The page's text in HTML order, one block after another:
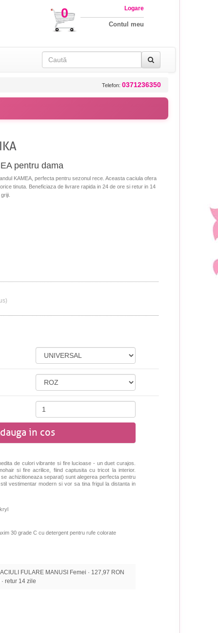
0 Logare
Contul meu
Telefon: 0371236350
pentru dama
KAMEA, perfecta pentru sezonul rece. Aceasta caciula ofera
tinuta. Beneficiaza de livrare rapida in 24 de ore si retur in 14
in cos
de culori vibrante si fire lucioase - un duet curajos.
si fire acrilice, fiind captusita cu tricot la interior.
achizitioneaza separat) sunt alegerea perfecta pentru
vestimentar modern si vor sa tina frigul la distanta in
30 grade C cu detergent pentru rufe colorate
FULARE MANUSI Femei · 127,97 RON
retur 14 zile